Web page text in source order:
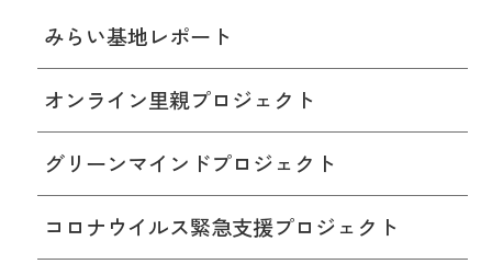
みらい基地レポート
オンライン里親プロジェクト
グリーンマインドプロジェクト
コロナウイルス緊急支援プロジェクト